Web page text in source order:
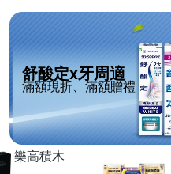
舒酸定x牙周適
滿額現折、滿額贈禮
樂高積木